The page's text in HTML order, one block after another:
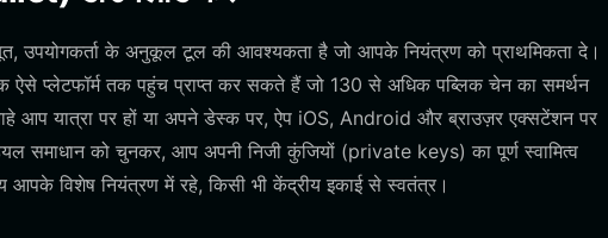
के अनुकूल टूल की आवश्यकता है जो आपके नियंत्रण को प्राथमिकता दे।
प्लेटफॉर्म तक पहुंच प्राप्त कर सकते हैं जो 130 से अधिक पब्लिक चेन का समर्थन
आप यात्रा पर हों या अपने डेस्क पर, ऐप iOS, Android और ब्राउज़र एक्सटेंशन पर
समाधान को चुनकर, आप अपनी निजी कुंजियों (private keys) का पूर्ण स्वामित्व
विशेष नियंत्रण में रहे, किसी भी केंद्रीय इकाई से स्वतंत्र।